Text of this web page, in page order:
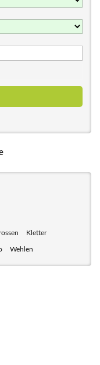
Kletter
Wehlen